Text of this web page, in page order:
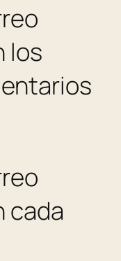
los
cada